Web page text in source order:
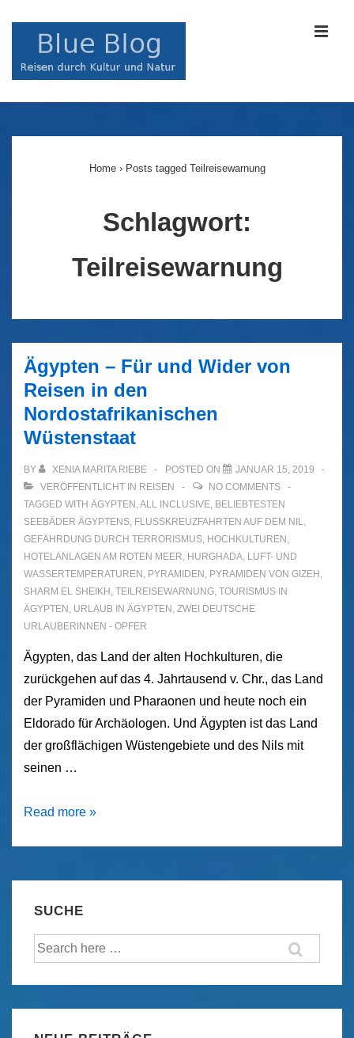
Navigation
Home › Posts tagged Teilreisewarnung
Schlagwort:
Teilreisewarnung
Ägypten – Für und Wider von
Reisen in den
Nordostafrikanischen
Wüstenstaat
BY XENIA MARITA RIEBE POSTED ON
JANUAR 15, 2019
VERÖFFENTLICHT IN REISEN
NO COMMENTS
TAGGED WITH ÄGYPTEN ,ALL INCLUSIVE, BELIEBTESTEN
SEEBÄDER ÄGYPTENS, FLUSSKREUZFAHRTEN AUF DEM NIL,
GEFÄHRDUNG DURCH TERRORISMUS, HOCHKULTUREN ,
HOTELANLAGEN AM ROTEN MEER, HURGHADA, LUFT- UND
WASSERTEMPERATUREN , PYRAMIDEN , PYRAMIDEN VON GIZEH ,
SHARM EL SHEIKH , TEILREISEWARNUNG, TOURISMUS IN
ÄGYPTEN , URLAUB IN ÄGYPTEN , ZWEI DEUTSCHE
URLAUBERINNEN - OPFER
Ägypten, das Land der alten Hochkulturen, die
zurückgehen auf das 4. Jahrtausend v. Chr., das Land
der Pyramiden und Pharaonen und heute noch ein
Eldorado für Archäologen. Und Ägypten ist das Land
der großflächigen Wüstengebiete und des Nils mit
seinen …
Ägypten
und
Reisen
den
Nordostafrikanischen
Wüstenstaat
Read more »
SUCHE
Suche